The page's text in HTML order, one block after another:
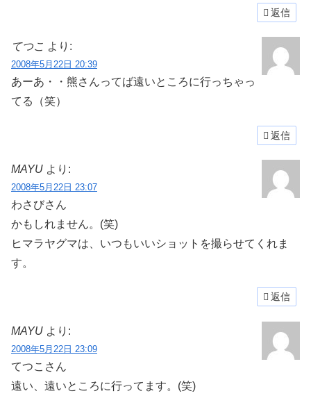
返信
てつこ より:
2008年5月22日 20:39
あーあ・・熊さんってば遠いところに行っちゃっ
てる（笑）
返信
MAYU より:
2008年5月22日 23:07
わさびさん
かもしれません。(笑)
ヒマラヤグマは、いつもいいショットを撮らせてくれま
す。
返信
MAYU より:
2008年5月22日 23:09
てつこさん
遠い、遠いところに行ってます。(笑)